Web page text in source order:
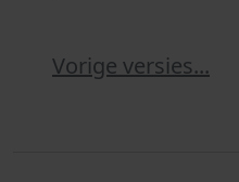
Vorige versies...